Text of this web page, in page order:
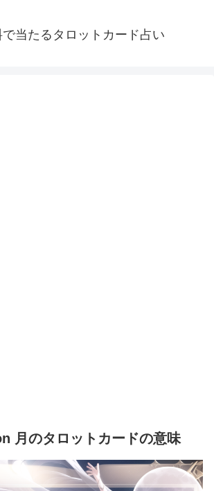
当たるタロットカード占い
月のタロットカードの意味